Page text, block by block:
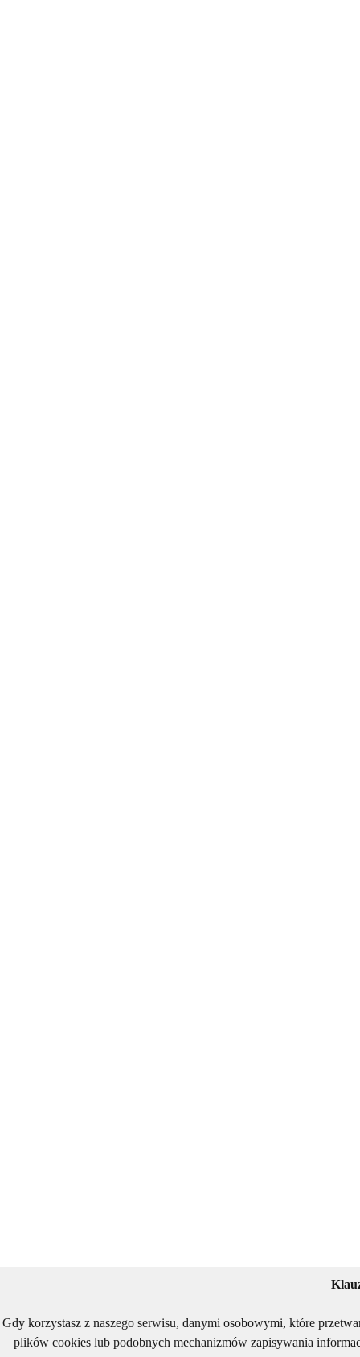
Gdy korzystasz z naszego serwisu, danymi osobowymi, które
plików cookies lub podobnych mechanizmów zapisywania